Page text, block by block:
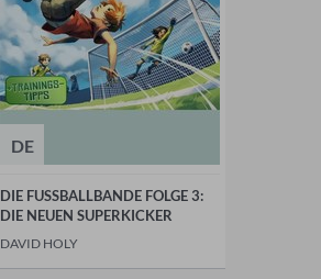
DE
DIE FUSSBALLBANDE FOLGE 3:
DIE NEUEN SUPERKICKER
DAVID HOLY